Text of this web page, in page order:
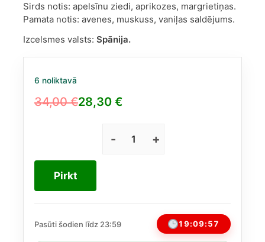
Sirds notis: apelsīnu ziedi, aprikozes, margrietiņas.
Pamata notis: avenes, muskuss, vaniļas saldējums.
Izcelsmes valsts: Spānija.
6 noliktavā
34,00€
Original
34,00 €.
28,30 €
Current
28,30 €.
Tous
daudzums
Pirkt
Pasūti šodien līdz 23:59 19:09:57